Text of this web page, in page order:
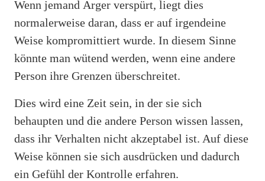
Wenn jemand Ärger verspürt, liegt dies
normalerweise daran, dass er auf irgendeine
Weise kompromittiert wurde. In diesem Sinne
könnte man wütend werden, wenn eine andere
Person ihre Grenzen überschreitet.
Dies wird eine Zeit sein, in der sie sich
behaupten und die andere Person wissen lassen,
dass ihr Verhalten nicht akzeptabel ist. Auf diese
Weise können sie sich ausdrücken und dadurch
ein Gefühl der Kontrolle erfahren.